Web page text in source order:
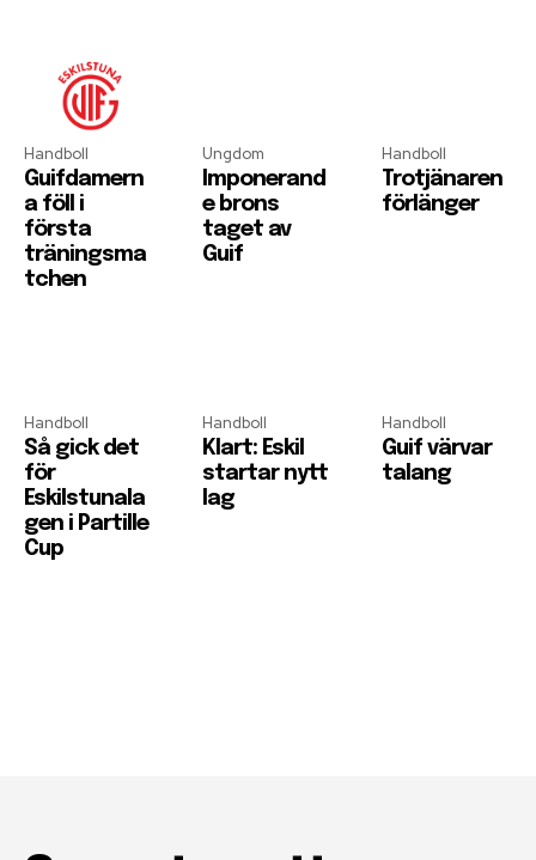
Handboll
Guifdamern
a föll i
första
träningsma
tchen
Ungdom
Imponerand
e brons
taget av
Guif
Handboll
Trotjänaren
förlänger
Handboll
Så gick det
för
Eskilstunala
gen i Partille
Cup
Handboll
Klart: Eskil
startar nytt
lag
Handboll
Guif värvar
talang